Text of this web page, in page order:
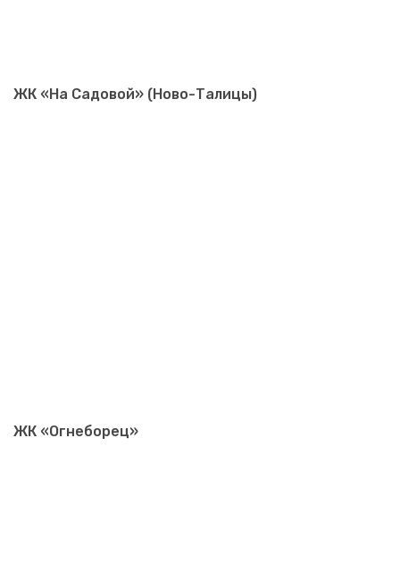
ЖК «На Садовой» (Ново-Талицы)
ЖК «Огнеборец»